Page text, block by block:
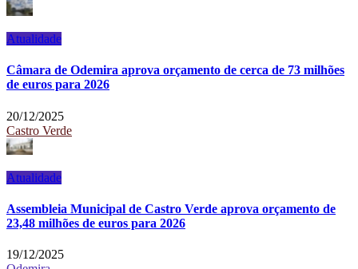
Atualidade
Câmara de Odemira aprova orçamento de cerca de 73 milhões
de euros para 2026
20/12/2025
Castro Verde
Atualidade
Assembleia Municipal de Castro Verde aprova orçamento de
23,48 milhões de euros para 2026
19/12/2025